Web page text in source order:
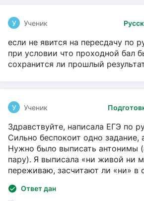
У Ученик
если не явится на пересдачу по
при условии что проходной бал
сохранится ли прошлый
У Ученик
Здравствуйте, написала ЕГЭ по
Сильно беспокоит одно задание,
Нужно было выписать антонимы
пару). Я выписала «ни живой ни
переживаю, засчитают ли «ни» в
Ответ дан